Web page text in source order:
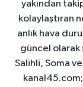
yakından
kolaylaştıran
anlık hava
güncel olarak
Salihli, Soma